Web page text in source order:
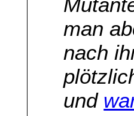
man
nach
und